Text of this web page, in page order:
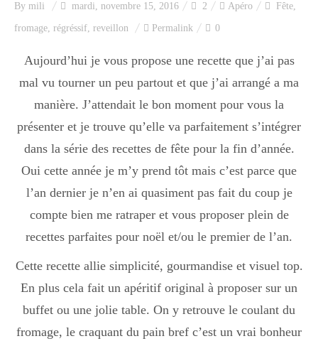
By mili mardi, novembre 15, 2016 2 Apéro Fête,
fromage, régréssif, reveillon Permalink 0
Aujourd’hui je vous propose une recette que j’ai pas
mal vu tourner un peu partout et que j’ai arrangé a ma
manière. J’attendait le bon moment pour vous la
présenter et je trouve qu’elle va parfaitement s’intégrer
dans la série des recettes de fête pour la fin d’année.
Oui cette année je m’y prend tôt mais c’est parce que
l’an dernier je n’en ai quasiment pas fait du coup je
compte bien me ratraper et vous proposer plein de
recettes parfaites pour noël et/ou le premier de l’an.
Cette recette allie simplicité, gourmandise et visuel top.
En plus cela fait un apéritif original à proposer sur un
buffet ou une jolie table. On y retrouve le coulant du
fromage, le craquant du pain bref c’est un vrai bonheur